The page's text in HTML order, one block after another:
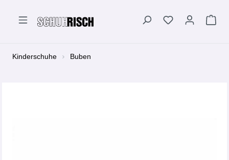
Kinderschuhe Buben